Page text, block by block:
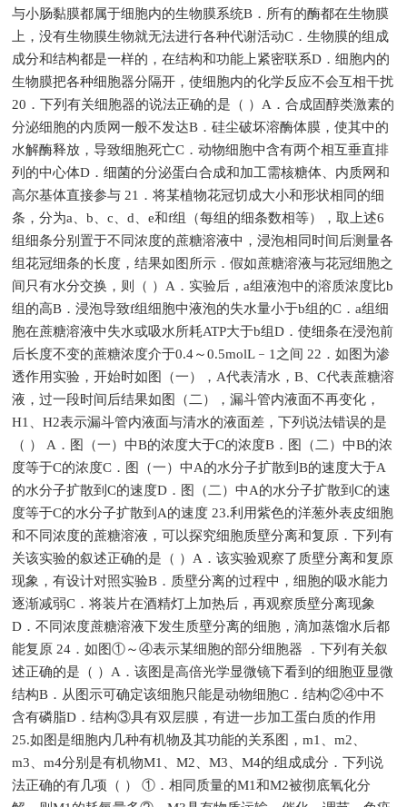
与小肠黏膜都属于细胞内的生物膜系统B．所有的酶都在生物膜
上，没有生物膜生物就无法进行各种代谢活动C．生物膜的组成
成分和结构都是一样的，在结构和功能上紧密联系D．细胞内的
生物膜把各种细胞器分隔开，使细胞内的化学反应不会互相干扰
20．下列有关细胞器的说法正确的是（ ）A．合成固醇类激素的
分泌细胞的内质网一般不发达B．硅尘破坏溶酶体膜，使其中的
水解酶释放，导致细胞死亡C．动物细胞中含有两个相互垂直排
列的中心体D．细菌的分泌蛋白合成和加工需核糖体、内质网和
高尔基体直接参与 21．将某植物花冠切成大小和形状相同的细
条，分为a、b、c、d、e和f组（每组的细条数相等），取上述6
组细条分别置于不同浓度的蔗糖溶液中，浸泡相同时间后测量各
组花冠细条的长度，结果如图所示．假如蔗糖溶液与花冠细胞之
间只有水分交换，则（ ）A．实验后，a组液泡中的溶质浓度比b
组的高B．浸泡导致f组细胞中液泡的失水量小于b组的C．a组细
胞在蔗糖溶液中失水或吸水所耗ATP大于b组D．使细条在浸泡前
后长度不变的蔗糖浓度介于0.4～0.5molL﹣1之间 22．如图为渗
透作用实验，开始时如图（一），A代表清水，B、C代表蔗糖溶
液，过一段时间后结果如图（二），漏斗管内液面不再变化，
H1、H2表示漏斗管内液面与清水的液面差，下列说法错误的是
（ ） A．图（一）中B的浓度大于C的浓度B．图（二）中B的浓
度等于C的浓度C．图（一）中A的水分子扩散到B的速度大于A
的水分子扩散到C的速度D．图（二）中A的水分子扩散到C的速
度等于C的水分子扩散到A的速度 23.利用紫色的洋葱外表皮细胞
和不同浓度的蔗糖溶液，可以探究细胞质壁分离和复原．下列有
关该实验的叙述正确的是（ ）A．该实验观察了质壁分离和复原
现象，有设计对照实验B．质壁分离的过程中，细胞的吸水能力
逐渐减弱C．将装片在酒精灯上加热后，再观察质壁分离现象
D．不同浓度蔗糖溶液下发生质壁分离的细胞，滴加蒸馏水后都
能复原 24．如图①～④表示某细胞的部分细胞器 ．下列有关叙
述正确的是（ ）A．该图是高倍光学显微镜下看到的细胞亚显微
结构B．从图示可确定该细胞只能是动物细胞C．结构②④中不
含有磷脂D．结构③具有双层膜，有进一步加工蛋白质的作用
25.如图是细胞内几种有机物及其功能的关系图，m1、m2、
m3、m4分别是有机物M1、M2、M3、M4的组成成分．下列说
法正确的有几项（ ） ①．相同质量的M1和M2被彻底氧化分